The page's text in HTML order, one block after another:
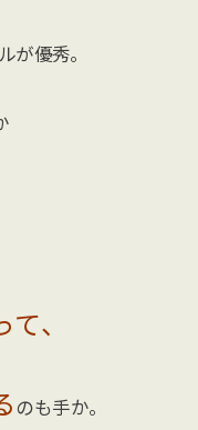
が優秀。
、
のも手か。